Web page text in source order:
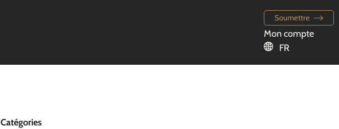
Soumettre
Mon compte
FR
Catégories